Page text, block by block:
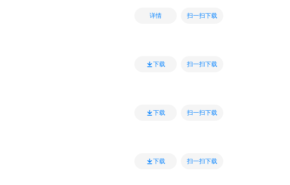
详情 扫一扫下载
下载 扫一扫下载
下载 扫一扫下载
下载 扫一扫下载